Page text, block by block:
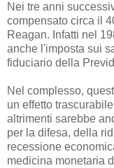
Nei tre anni
compensato circa il
Reagan. Infatti nel
anche l'imposta sui
fiduciario della
Nel complesso,
un effetto
altrimenti sarebbe
per la difesa, della
recessione
medicina monetaria